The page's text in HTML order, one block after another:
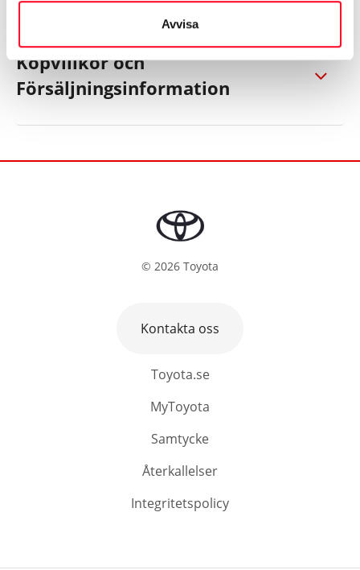
Avvisa
Köpvillkor och
Försäljningsinformation
© 2026 Toyota
Toyota.se
MyToyota
Samtycke
Återkallelser
Integritetspolicy
Kontakta oss